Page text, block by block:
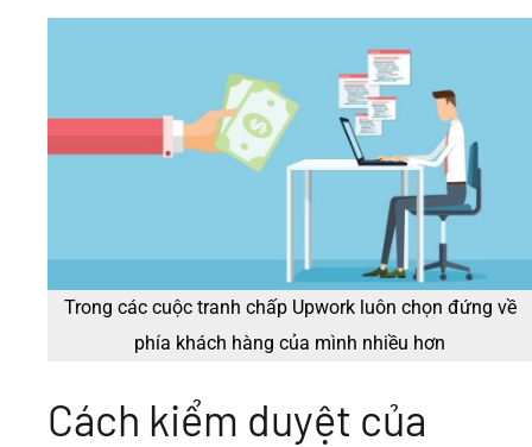
Trong các cuộc tranh chấp Upwork luôn chọn đứng về
phía khách hàng của mình nhiều hơn
Cách kiểm duyệt của